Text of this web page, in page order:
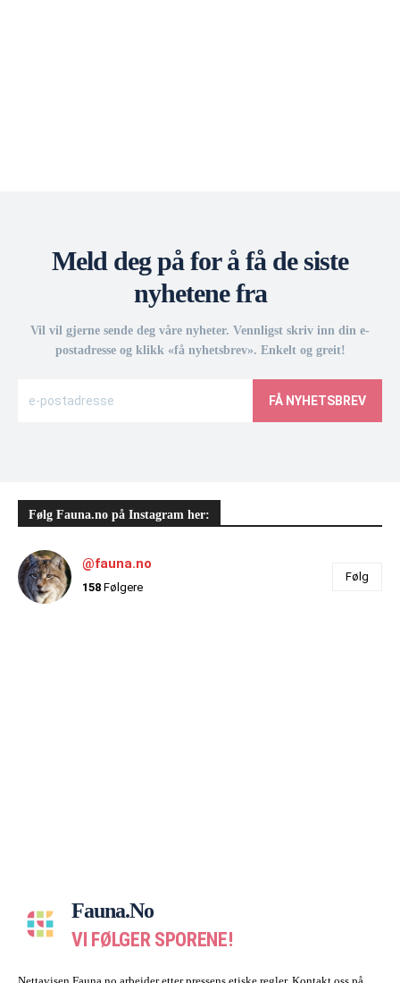
Meld deg på for å få de siste
nyhetene fra
Vil vil gjerne sende deg våre nyheter. Vennligst skriv inn din e-
postadresse og klikk «få nyhetsbrev». Enkelt og greit!
FÅ NYHETSBREV
Følg Fauna.no på Instagram her:
@fauna.no
158 Følgere
Følg
Fauna.no
VI FØLGER SPORENE!